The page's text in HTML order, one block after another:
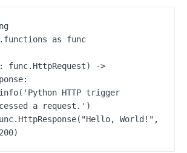
as func
func.HttpRequest) ->
a request.')